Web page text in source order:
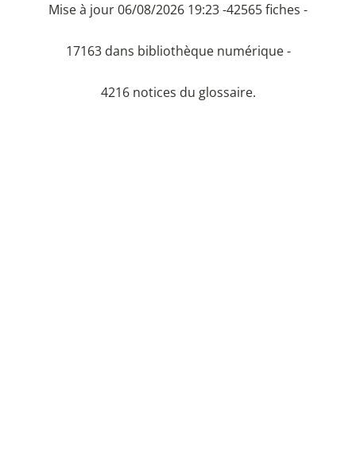
Mise à jour 06/08/2026 19:23 -42565 fiches -
17163 dans bibliothèque numérique -
4216 notices du glossaire.